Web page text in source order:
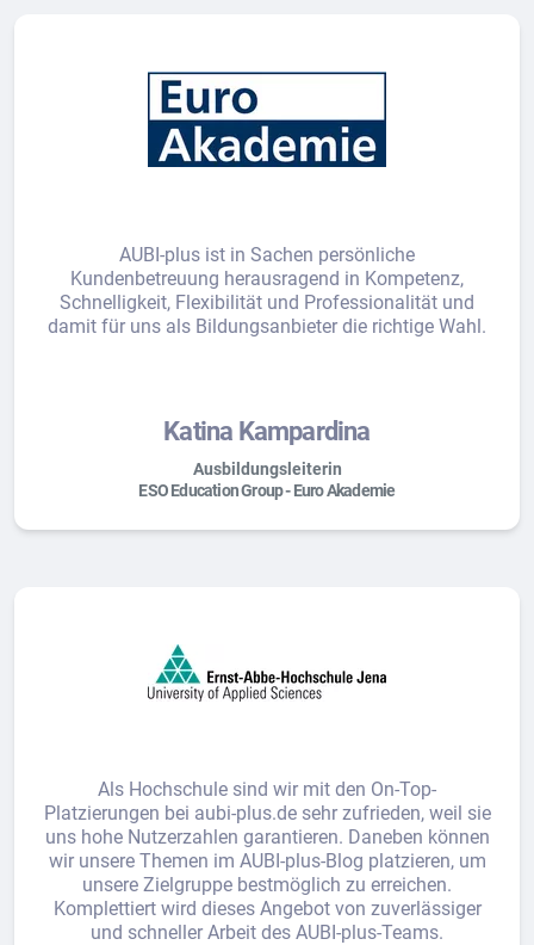
AUBI-plus ist in Sachen persönliche
Kundenbetreuung herausragend in Kompetenz,
Schnelligkeit, Flexibilität und Professionalität und
damit für uns als Bildungsanbieter die richtige Wahl.
Katina Kampardina
Ausbildungsleiterin
ESO Education Group - Euro Akademie
Als Hochschule sind wir mit den On-Top-
Platzierungen bei aubi-plus.de sehr zufrieden, weil sie
uns hohe Nutzerzahlen garantieren. Daneben können
wir unsere Themen im AUBI-plus-Blog platzieren, um
unsere Zielgruppe bestmöglich zu erreichen.
Komplettiert wird dieses Angebot von zuverlässiger
und schneller Arbeit des AUBI-plus-Teams.